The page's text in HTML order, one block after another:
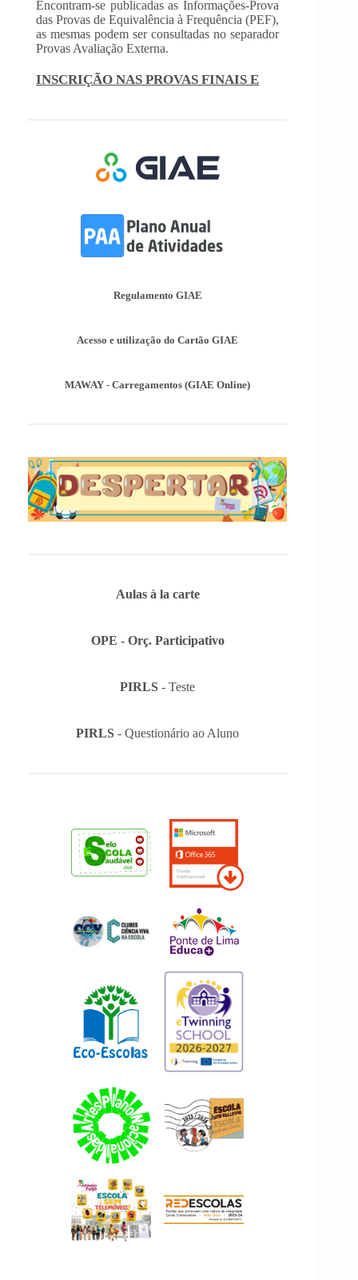
INSCRIÇÃO NAS PROVAS FINAIS E
NAS PROVAS DE EQUIVALÊNCIA À
FREQUÊNCIA
Com a publicação da Norma 1 do JNE – Júri
Nacional de Exames, ficaram definidos os
prazos para inscrição nas provas finais e nas
e 3º Ciclos do Ensino Básico
Nos termos do Artigo 36º da Portaria nº 223-
3º Período dos 2º e 3º Ciclos do Ensino Básico.
Informações-Prova Provas de
das Provas de Equivalência à Frequência (PEF),
Regulamento GIAE
Acesso e utilização do Cartão GIAE
MAWAY - Carregamentos (GIAE Online)
Aulas à la carte
OPE - Orç. Participativo
PIRLS - Teste
PIRLS - Questionário ao Aluno